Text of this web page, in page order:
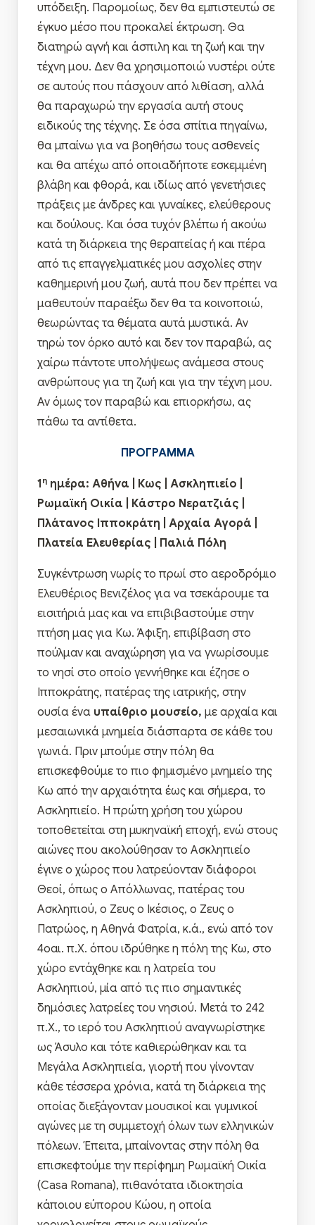
υπόδειξη. Παρομοίως, δεν θα εμπιστευτώ σε
έγκυο μέσο που προκαλεί έκτρωση. Θα
διατηρώ αγνή και άσπιλη και τη ζωή και την
τέχνη μου. Δεν θα χρησιμοποιώ νυστέρι ούτε
σε αυτούς που πάσχουν από λιθίαση, αλλά
θα παραχωρώ την εργασία αυτή στους
ειδικούς της τέχνης. Σε όσα σπίτια πηγαίνω,
θα μπαίνω για να βοηθήσω τους ασθενείς
και θα απέχω από οποιαδήποτε εσκεμμένη
βλάβη και φθορά, και ιδίως από γενετήσιες
πράξεις με άνδρες και γυναίκες, ελεύθερους
και δούλους. Και όσα τυχόν βλέπω ή ακούω
κατά τη διάρκεια της θεραπείας ή και πέρα
από τις επαγγελματικές μου ασχολίες στην
καθημερινή μου ζωή, αυτά που δεν πρέπει να
μαθευτούν παραέξω δεν θα τα κοινοποιώ,
θεωρώντας τα θέματα αυτά μυστικά. Αν
τηρώ τον όρκο αυτό και δεν τον παραβώ, ας
χαίρω πάντοτε υπολήψεως ανάμεσα στους
ανθρώπους για τη ζωή και για την τέχνη μου.
Αν όμως τον παραβώ και επιορκήσω, ας
πάθω τα αντίθετα.
ΠΡΟΓΡΑΜΜΑ
1 η ημέρα: Αθήνα | Κως | Ασκληπιείο |
Ρωμαϊκή Οικία | Κάστρο Νερατζιάς |
Πλάτανος Ιπποκράτη | Αρχαία Αγορά |
Πλατεία Ελευθερίας | Παλιά Πόλη
Συγκέντρωση νωρίς το πρωί στο αεροδρόμιο
Ελευθέριος Βενιζέλος για να τσεκάρουμε τα
εισιτήριά μας και να επιβιβαστούμε στην
πτήση μας για Κω. Άφιξη, επιβίβαση στο
πούλμαν και αναχώρηση για να γνωρίσουμε
το νησί στο οποίο γεννήθηκε και έζησε ο
Ιπποκράτης, πατέρας της ιατρικής, στην
ουσία ένα υπαίθριο μουσείο, με αρχαία και
μεσαιωνικά μνημεία διάσπαρτα σε κάθε του
γωνιά. Πριν μπούμε στην πόλη θα
επισκεφθούμε το πιο φημισμένο μνημείο της
Κω από την αρχαιότητα έως και σήμερα, το
Ασκληπιείο. Η πρώτη χρήση του χώρου
τοποθετείται στη μυκηναϊκή εποχή, ενώ στους
αιώνες που ακολούθησαν το Ασκληπιείο
έγινε ο χώρος που λατρεύονταν διάφοροι
Θεοί, όπως ο Απόλλωνας, πατέρας του
Ασκληπιού, ο Ζευς ο Ικέσιος, ο Ζευς ο
Πατρώος, η Αθηνά Φατρία, κ.ά., ενώ από τον
4οαι. π.Χ. όπου ιδρύθηκε η πόλη της Κω, στο
χώρο εντάχθηκε και η λατρεία του
Ασκληπιού, μία από τις πιο σημαντικές
δημόσιες λατρείες του νησιού. Μετά το 242
π.Χ., το ιερό του Ασκληπιού αναγνωρίστηκε
ως Άσυλο και τότε καθιερώθηκαν και τα
Μεγάλα Ασκληπιεία, γιορτή που γίνονταν
κάθε τέσσερα χρόνια, κατά τη διάρκεια της
οποίας διεξάγονταν μουσικοί και γυμνικοί
αγώνες με τη συμμετοχή όλων των ελληνικών
πόλεων. Έπειτα, μπαίνοντας στην πόλη θα
επισκεφτούμε την περίφημη Ρωμαϊκή Οικία
(Casa Romana), πιθανότατα ιδιοκτησία
κάποιου εύπορου Κώου, η οποία